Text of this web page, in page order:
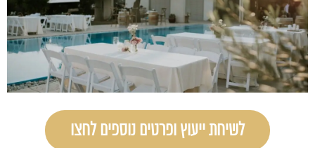
לשיחת ייעוץ ופרטים נוספים לחצו